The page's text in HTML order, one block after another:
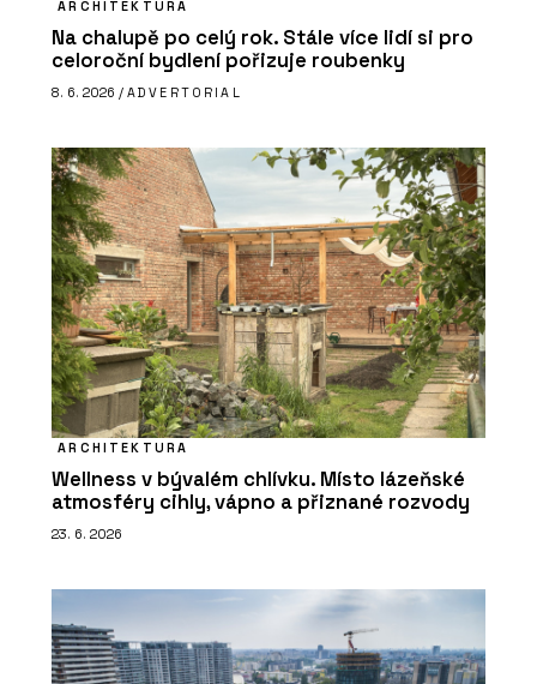
ARCHITEKTURA
Na chalupě po celý rok. Stále více lidí si pro
celoroční bydlení pořizuje roubenky
8. 6. 2026 / ADVERTORIAL
ARCHITEKTURA
Wellness v bývalém chlívku. Místo lázeňské
atmosféry cihly, vápno a přiznané rozvody
23. 6. 2026